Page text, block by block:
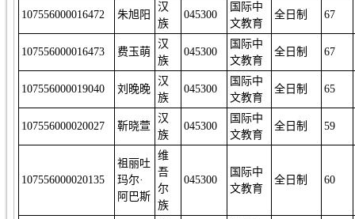
107556000016472 朱旭阳
汉
族
045300
国际中
文教育
全日制 67
107556000016473 费玉萌
汉
族
045300
国际中
文教育
全日制 67
107556000019040 刘晚晚
汉
族
045300
国际中
文教育
全日制 65
107556000020027 靳晓萱
汉
族
045300
国际中
文教育
全日制 59
107556000020135
祖丽吐
玛尔·
阿巴斯
维
吾
尔
族
045300
国际中
文教育
全日制 60